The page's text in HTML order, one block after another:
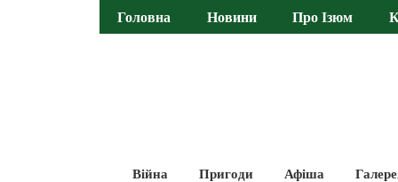
Головна Новини Про Ізюм
Війна Пригоди Афіша